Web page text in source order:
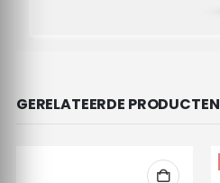
GERELATEERDE PRODUCTEN